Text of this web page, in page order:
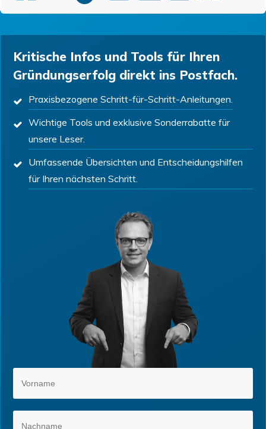
Kritische Infos und Tools für Ihren
Gründungserfolg direkt ins Postfach.
Praxisbezogene Schritt-für-Schritt-Anleitungen.
Wichtige Tools und exklusive Sonderrabatte für
unsere Leser.
Umfassende Übersichten und Entscheidungshilfen
für Ihren nächsten Schritt.